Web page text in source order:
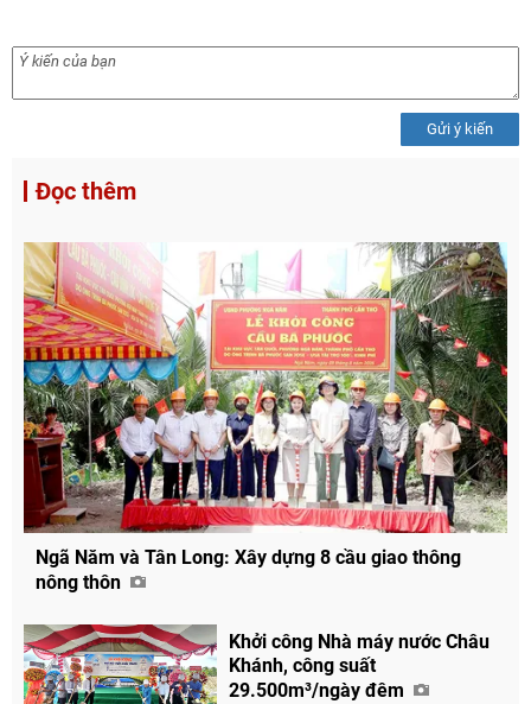
Gửi ý kiến
Đọc thêm
Ngã Năm và Tân Long: Xây dựng 8 cầu giao thông
nông thôn
Khởi công Nhà máy nước Châu
Khánh, công suất
29.500m³/ngày đêm